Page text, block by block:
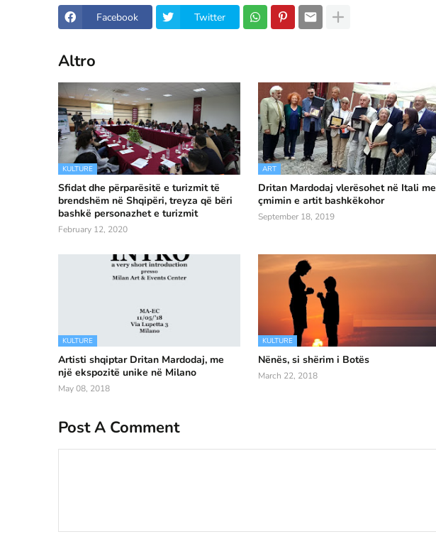
Facebook Twitter
Altro
KULTURE
Sfidat dhe përparësitë e turizmit të
brendshëm në Shqipëri, treyza që bëri
bashkë personazhet e turizmit
February 12, 2020
ART
Dritan Mardodaj vlerësohet në Itali me
çmimin e artit bashkëkohor
September 18, 2019
KULTURE
Artisti shqiptar Dritan Mardodaj, me
një ekspozitë unike në Milano
May 08, 2018
KULTURE
Nënës, si shërim i Botës
March 22, 2018
Post A Comment